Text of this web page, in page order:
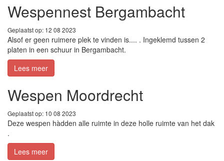
Wespennest Bergambacht
Geplaatst op: 12 08 2023
Alsof er geen ruimere plek te vinden is.... . Ingeklemd tussen 2
platen in een schuur in Bergambacht.
Lees meer
Wespen Moordrecht
Geplaatst op: 10 08 2023
Deze wespen hàdden alle ruimte in deze holle ruimte van het dak
.
Lees meer